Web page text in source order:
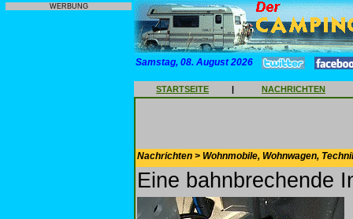
WERBUNG
Samstag, 08. August 2026
STARTSEITE | NACHRICHTEN
Nachrichten > Wohnmobile, Wohnwagen,
Eine bahnbrechende